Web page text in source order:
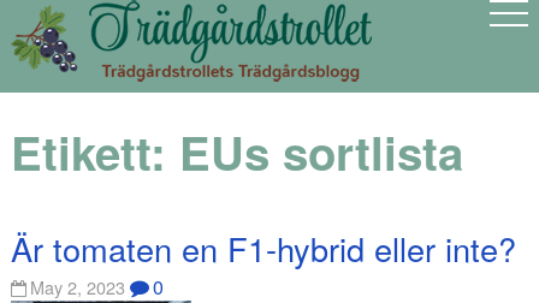
Etikett: EUs sortlista
Är tomaten en F1-hybrid eller inte?
May 2, 2023 0